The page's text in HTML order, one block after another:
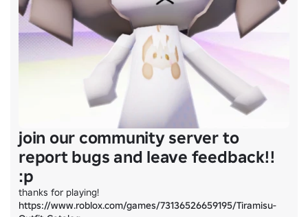
join our community server to
report bugs and leave feedback!!
:p
https://www.roblox.com/games/73136526659195/Tiramisu-